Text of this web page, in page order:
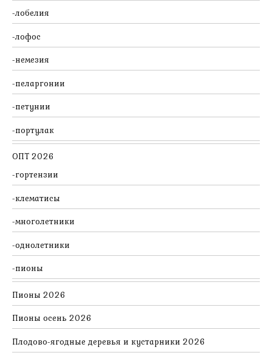
лобелия
лофос
немезия
пеларгонии
петунии
портулак
ОПТ 2026
гортензии
клематисы
многолетники
однолетники
пионы
Пионы 2026
Пионы осень 2026
Плодово-ягодные деревья и кустарники 2026